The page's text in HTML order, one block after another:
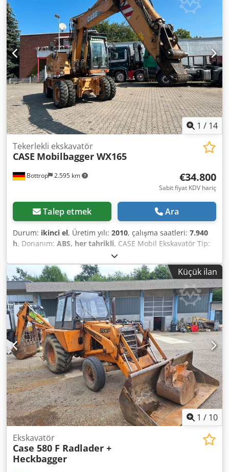
1 / 14
Bottrop 2.595 km
Tekerlekli ekskavatör
CASE Mobilbagger WX165
€34.800
Sabit fiyat KDV hariç
Talep etmek Ara
Durum: ikinci el, Üretim yılı: 2010, çalışma saatleri: 7.940
h, Donanım: ABS, her tahrikli, CASE Mobil Ekskavatör Tip:
WX165 (Hidrolik Ekskavatör) Tip onay numarası: N211
Motor üreticisi: Case Motor gücü: 105 kW Çalışma saati:
7940 saat İzin verilen toplam ağırlık: 18000 kg Taşıma
uzunluğu: 8,19 m Taşıma genişliği: 1,91 m Taşıma
yüksekliği: 2,89 m Renk: Sarı - Joystick kontrolü -
Düzleştirici bıçak Dkedpfx Aezripcshtor - Kamera
Finansman/kiralama konusunda da iş ortaklarımızla
birlikte size destek olmaktan memnuniyet duyarız. Tüm
bilgiler bağlayıcı değildir. Hatalar ve aracı elden geçirme
hakları saklıdır.
Küçük ilan
1 / 10
Ekskavatör
Case 580 F Radlader +
Heckbagger